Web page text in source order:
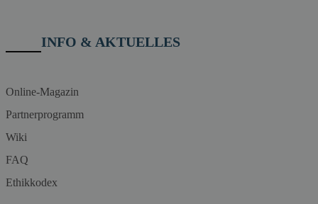
INFO & AKTUELLES
Online-Magazin
Partnerprogramm
Wiki
FAQ
Ethikkodex